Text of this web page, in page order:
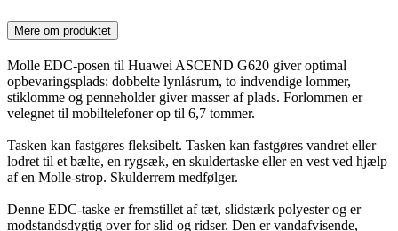
Mere om produktet
Molle EDC-posen til Huawei ASCEND G620 giver optimal
opbevaringsplads: dobbelte lynlåsrum, to indvendige lommer,
stiklomme og penneholder giver masser af plads. Forlommen er
velegnet til mobiltelefoner op til 6,7 tommer.
Tasken kan fastgøres fleksibelt. Tasken kan fastgøres vandret eller
lodret til et bælte, en rygsæk, en skuldertaske eller en vest ved hjælp
af en Molle-strop. Skulderrem medfølger.
Denne EDC-taske er fremstillet af tæt, slidstærk polyester og er
modstandsdygtig over for slid og ridser. Den er vandafvisende,